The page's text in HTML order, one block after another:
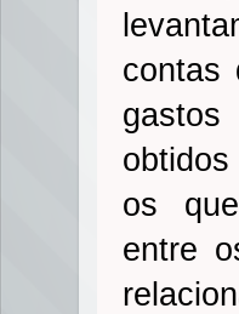
contas
os
entre